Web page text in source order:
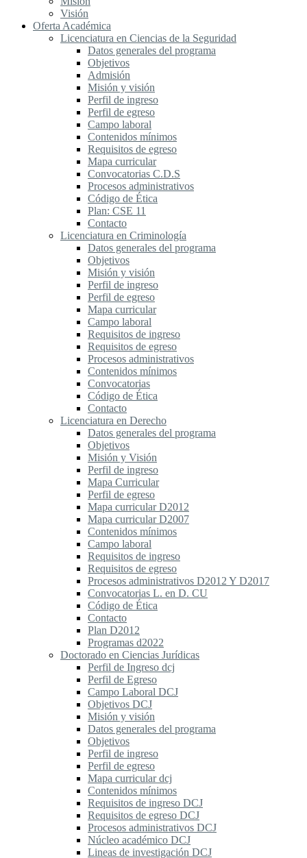
Visión
Oferta Académica
Licenciatura en Ciencias de la Seguridad
Datos generales del programa
Objetivos
Admisión
Misión y visión
Perfil de ingreso
Perfil de egreso
Campo laboral
Contenidos mínimos
Requisitos de egreso
Mapa curricular
Convocatorias C.D.S
Procesos administrativos
Código de Ética
Plan: CSE 11
Contacto
Licenciatura en Criminología
Datos generales del programa
Objetivos
Misión y visión
Perfil de ingreso
Perfil de egreso
Mapa curricular
Campo laboral
Requisitos de ingreso
Requisitos de egreso
Procesos administrativos
Contenidos mínimos
Convocatorias
Código de Ética
Contacto
Licenciatura en Derecho
Datos generales del programa
Objetivos
Misión y Visión
Perfil de ingreso
Mapa Curricular
Perfil de egreso
Mapa curricular D2012
Mapa curricular D2007
Contenidos mínimos
Campo laboral
Requisitos de ingreso
Requisitos de egreso
Procesos administrativos D2012 Y D2017
Convocatorias L. en D. CU
Código de Ética
Contacto
Plan D2012
Programas d2022
Doctorado en Ciencias Jurídicas
Perfil de Ingreso dcj
Perfil de Egreso
Campo Laboral DCJ
Objetivos DCJ
Misión y visión
Datos generales del programa
Objetivos
Perfil de ingreso
Perfil de egreso
Mapa curricular dcj
Contenidos mínimos
Requisitos de ingreso DCJ
Requisitos de egreso DCJ
Procesos administrativos DCJ
Núcleo académico DCJ
Lineas de investigación DCJ